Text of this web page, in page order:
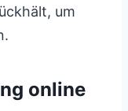
um
online